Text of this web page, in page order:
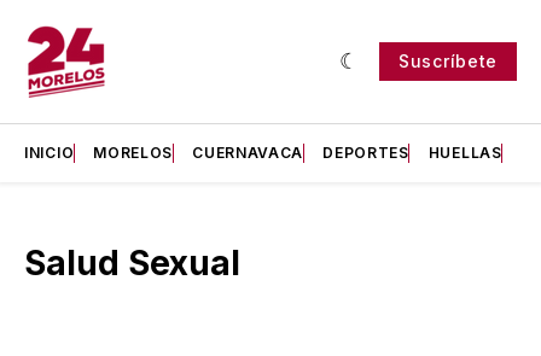
Suscríbete
INICIO MORELOS CUERNAVACA DEPORTES HUELLAS
Salud Sexual